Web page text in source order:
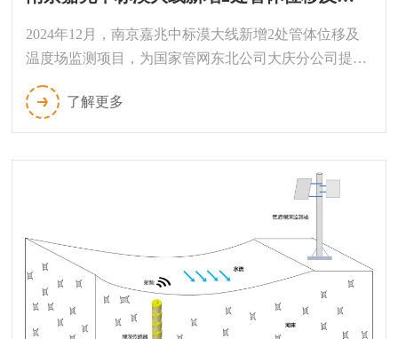
2024年12月，南京嘉兆中标漠大线新增2处管体位移及
温度场监测项目，为国家管网东北公司大庆分公司提供
管道安全监测保障。
了解更多